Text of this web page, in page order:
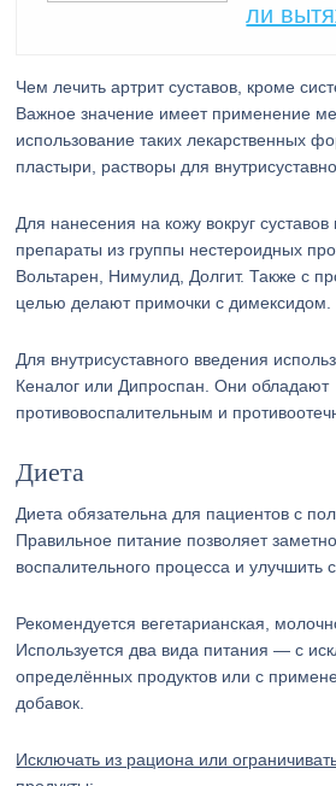
ли
Чем лечить артрит суставов, кроме
Важное значение имеет применение
использование таких лекарственных
пластыри, растворы для
Для нанесения на кожу вокруг
препараты из группы нестероидных
Вольтарен, Нимулид, Долгит. Также с
целью делают примочки с димексидом.
Для внутрисуставного введения
Кеналог или Дипроспан. Они обладают
противовоспалительным и
Диета
Диета обязательна для пациентов с
Правильное питание позволяет
воспалительного процесса и улучшить
Рекомендуется вегетарианская,
Используется два вида питания — с
определённых продуктов или с
добавок.
Исключать из рациона или